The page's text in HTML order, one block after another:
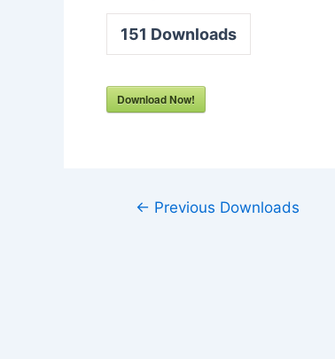
151 Downloads
Download Now!
← Previous Downloads